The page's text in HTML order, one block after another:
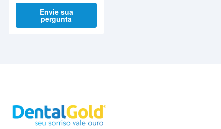
Envie sua
pergunta